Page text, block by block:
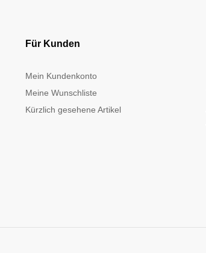
Für Kunden
Mein Kundenkonto
Meine Wunschliste
Kürzlich gesehene Artikel